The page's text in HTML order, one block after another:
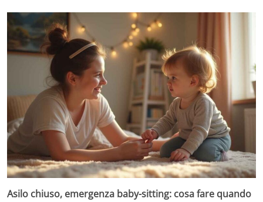
Asilo chiuso, emergenza baby-sitting: cosa fare quando